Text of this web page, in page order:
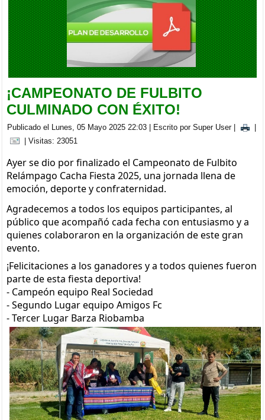
BRIGADA MEDICA INTERDISCIPLINARIA EN LA PARROQUIA
CACHA
Viernes, 05 Septiembre 2025 20:00
¡CAMPEONATO DE FULBITO
CULMINADO CON ÉXITO!
Publicado el Lunes, 05 Mayo 2025 22:03 | Escrito por Super User|
|
| Visitas: 23051
Ayer se dio por finalizado el Campeonato de Fulbito
Relámpago Cacha Fiesta 2025, una jornada llena de
emoción, deporte y confraternidad.
Agradecemos a todos los equipos participantes, al
público que acompañó cada fecha con entusiasmo y a
quienes colaboraron en la organización de este gran
evento.
¡Felicitaciones a los ganadores y a todos quienes fueron
parte de esta fiesta deportiva!
- Campeón equipo Real Sociedad
- Segundo Lugar equipo Amigos Fc
- Tercer Lugar Barza Riobamba